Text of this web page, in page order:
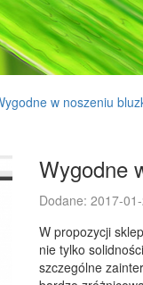
w noszeniu
Wygodne
Dodane: 2017-
W propozycji
nie tylko
szczególne